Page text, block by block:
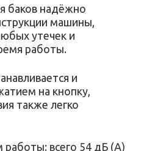
баков надёжно
машины,
утечек и
работы.
и
на кнопку,
также легко
всего 54 дБ (А)